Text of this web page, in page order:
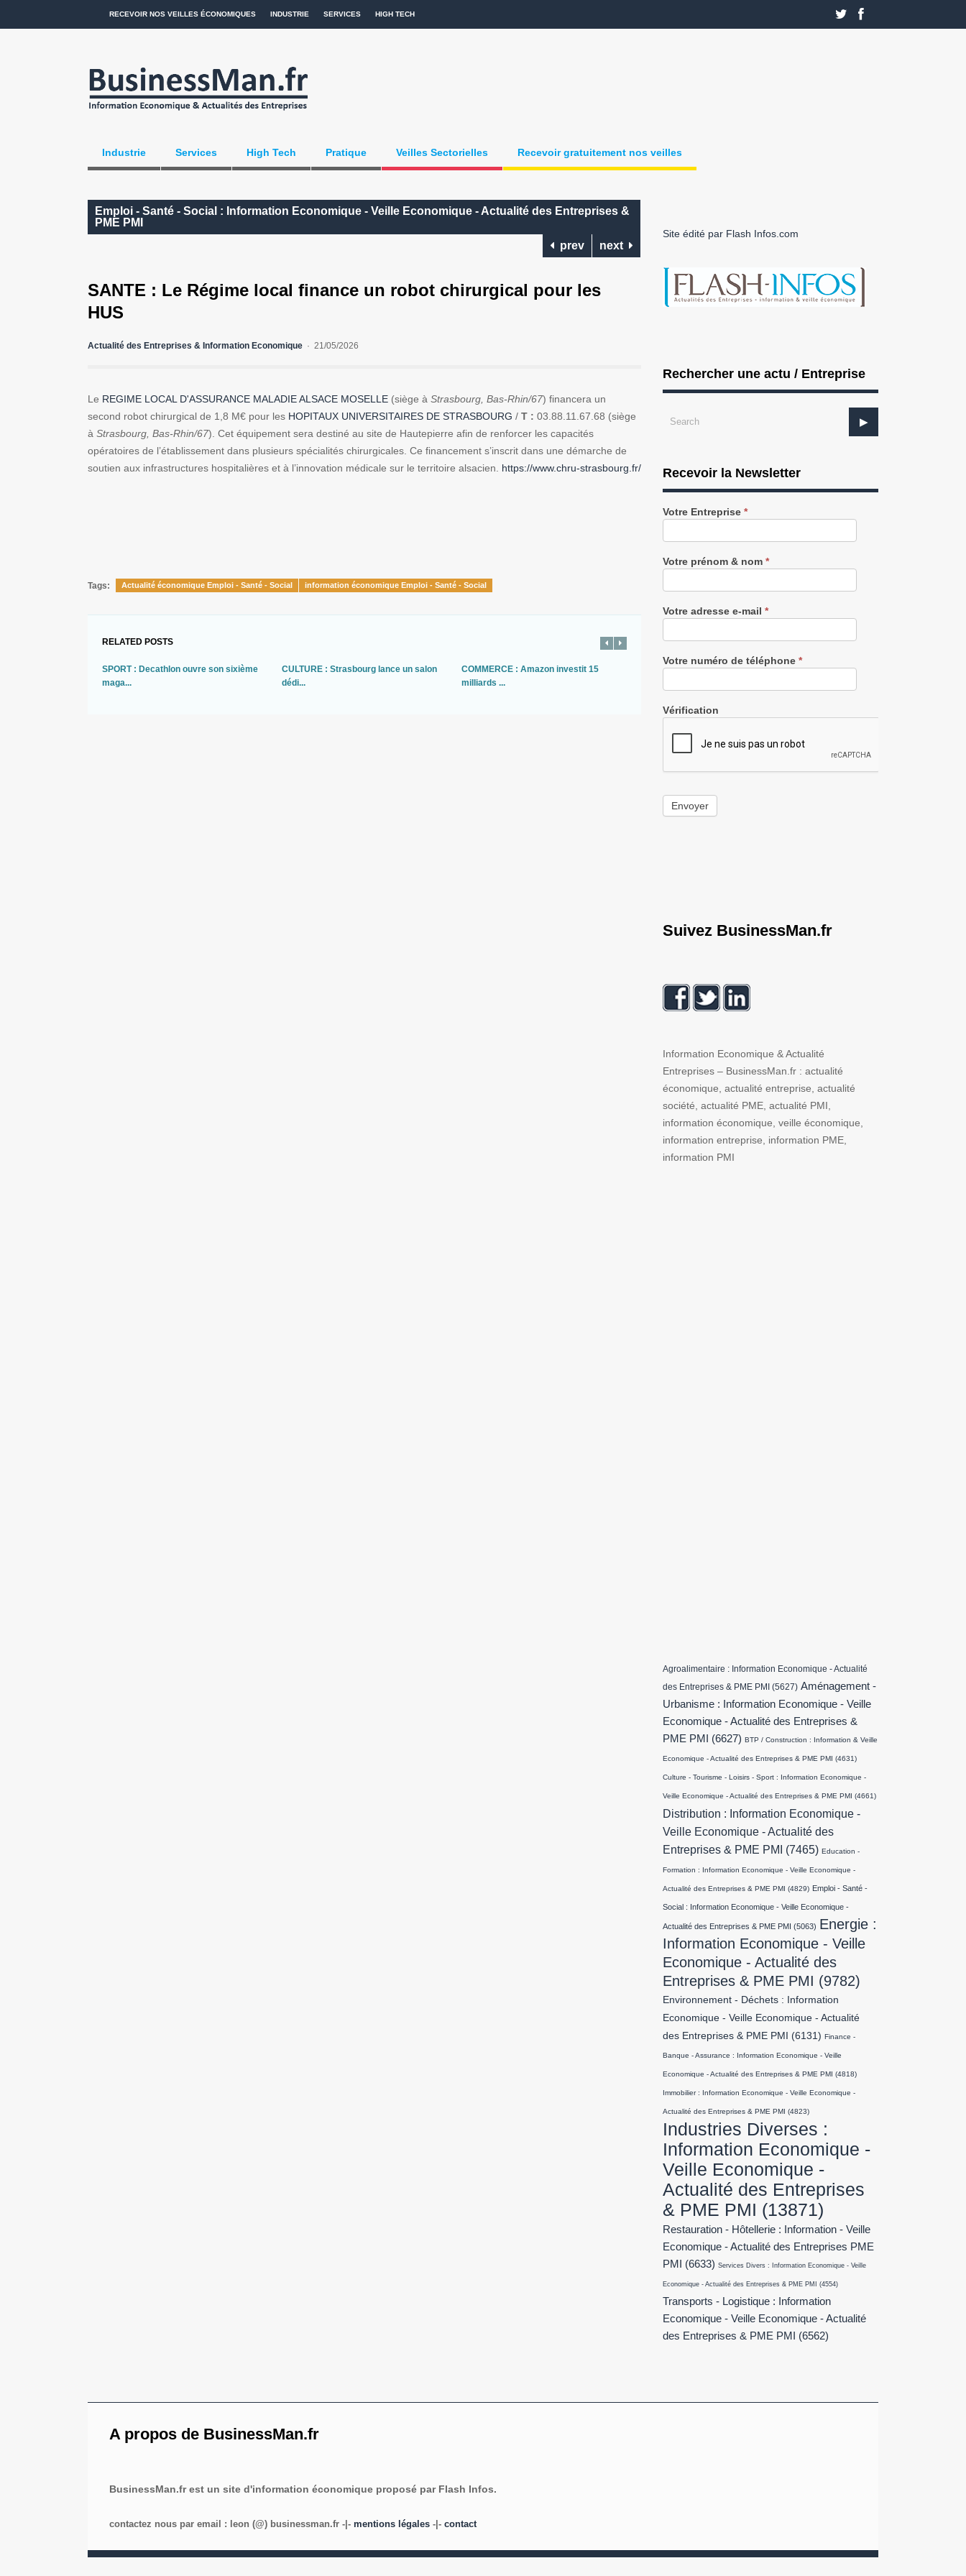
RECEVOIR NOS VEILLES ÉCONOMIQUES INDUSTRIE SERVICES HIGH TECH
Industrie Services High Tech Pratique Veilles Sectorielles Recevoir gratuitement nos veilles
Emploi - Santé - Social : Information Economique - Veille Economique - Actualité des Entreprises &
PME PMI
prev
next
SANTE : Le Régime local finance un robot chirurgical pour les
HUS
Actualité des Entreprises & Information Economique 21/05/2026
Le REGIME LOCAL D'ASSURANCE MALADIE ALSACE MOSELLE (siège à Strasbourg, Bas-Rhin/67) financera un
second robot chirurgical de 1,8 M€ pour les HOPITAUX UNIVERSITAIRES DE STRASBOURG / T : 03.88.11.67.68 (siège
à Strasbourg, Bas-Rhin/67). Cet équipement sera destiné au site de Hautepierre afin de renforcer les capacités
opératoires de l’établissement dans plusieurs spécialités chirurgicales. Ce financement s’inscrit dans une démarche de
soutien aux infrastructures hospitalières et à l’innovation médicale sur le territoire alsacien. https://www.chru-strasbourg.fr/
Tags: Actualité économique Emploi - Santé - Social information économique Emploi - Santé - Social
RELATED POSTS
SPORT : Decathlon ouvre son sixième
maga...
CULTURE : Strasbourg lance un salon
dédi...
COMMERCE : Amazon investit 15
milliards ...
SANTE : Roquette va tailler dans ses
Emploi/Interim
Site édité par Flash Infos.com
Rechercher une actu / Entreprise
Recevoir la Newsletter
Recevez
notre
gratuitement
Votre Entreprise *
Votre prénom & nom *
Votre adresse e-mail *
Votre numéro de téléphone *
Vérification
Envoyer
Suivez BusinessMan.fr
Information Economique & Actualité
Entreprises – BusinessMan.fr : actualité
économique, actualité entreprise, actualité
société, actualité PME, actualité PMI,
information économique, veille économique,
information entreprise, information PME,
information PMI
Agroalimentaire : Information Economique - Actualité
des Entreprises & PME PMI (5627) Aménagement -
Urbanisme : Information Economique - Veille
Economique - Actualité des Entreprises &
PME PMI
(6627) BTP / Construction : Information & Veille
Economique - Actualité des Entreprises & PME PMI (4631)
Culture - Tourisme - Loisirs - Sport : Information Economique -
Veille Economique - Actualité des Entreprises & PME PMI (4661)
Distribution : Information Economique -
Veille Economique - Actualité des
Entreprises & PME PMI (7465) Education -
Formation : Information Economique - Veille Economique -
Actualité des Entreprises & PME PMI (4829) Emploi - Santé -
Social : Information Economique - Veille Economique -
Actualité des Entreprises & PME PMI (5063) Energie :
Information Economique - Veille
Economique - Actualité des
Entreprises & PME PMI (9782)
Environnement - Déchets : Information
Economique - Veille Economique - Actualité
des Entreprises & PME PMI
(6131) Finance -
Banque - Assurance : Information Economique - Veille
Economique - Actualité des Entreprises & PME PMI (4818)
Immobilier : Information Economique - Veille Economique -
Actualité des Entreprises & PME PMI (4823)
Industries Diverses :
Information Economique -
Veille Economique -
Actualité des Entreprises
& PME PMI (13871)
Restauration - Hôtellerie : Information - Veille
Economique - Actualité des Entreprises PME
PMI
(6633) Services Divers : Information Economique - Veille
Economique - Actualité des Entreprises & PME PMI (4554)
Transports - Logistique : Information
Economique - Veille Economique - Actualité
des Entreprises & PME PMI
(6562)
A propos de BusinessMan.fr
BusinessMan.fr est un site d'information économique proposé par Flash Infos.
contactez nous par email : leon (@) businessman.fr -|- mentions légales -|- contact